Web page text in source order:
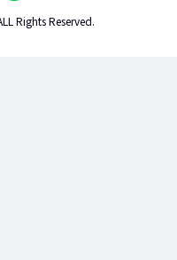
Rights Reserved.